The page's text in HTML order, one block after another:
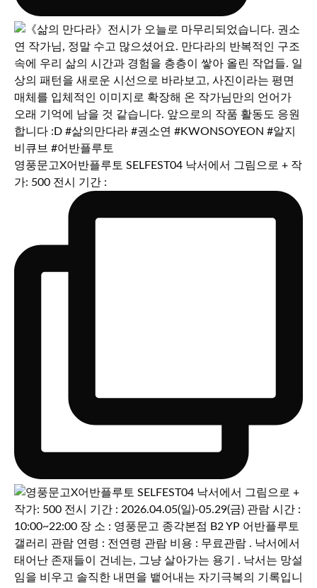
영풍문고X어반플루토 SELFEST04 낙서에서 그림으로 + 작
가: 500 전시 기간 :